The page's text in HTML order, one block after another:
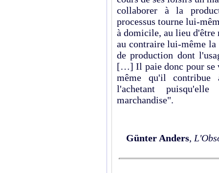
collaborer à la
processus tourne lui-
à domicile, au lieu d'être
au contraire lui-même la
de production dont
[…] Il paie donc pour se
même qu'il
l'achetant
marchandise".
Günter Anders,